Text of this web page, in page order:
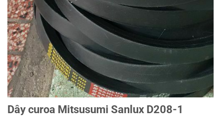
Dây curoa Mitsusumi Sanlux D208-1